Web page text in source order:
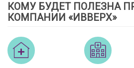
КОМУ БУДЕТ ПОЛЕЗНА
КОМПАНИИ «ИВВЕРХ»